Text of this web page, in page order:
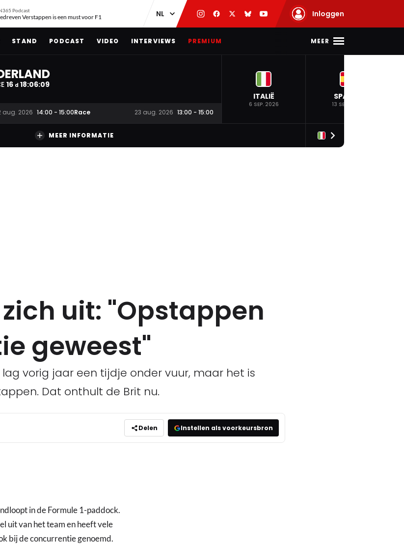
Podcast
Verstappen is een must voor F1 Inloggen
STAND PODCAST VIDEO INTERVIEWS PREMIUM MEER
16 d 18:06:08
aug. 2026 14:00 - 15:00Race 23 aug. 2026 13:00 - 15:00
ITALIË
6 SEP. 2026
SPANJE
13 SEP. 2026
MEER INFORMATIE
uit: "Opstappen
geweest"
vorig jaar een tijdje onder vuur, maar het is
Dat onthult de Brit nu.
Delen Instellen als voorkeursbron
in de Formule 1-paddock.
uit van het team en heeft vele
bij de concurrentie genoemd.